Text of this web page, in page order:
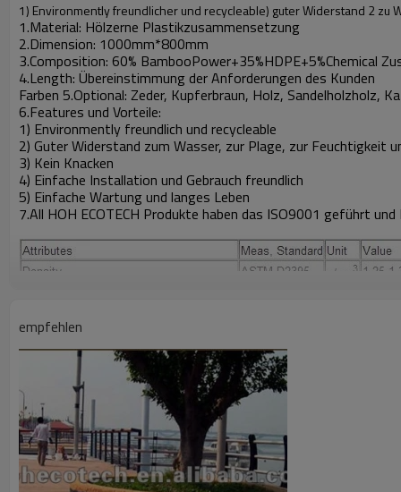
1) Environmently freundlicher und recycleable) guter Widerstand 2 zu
1.Material: Hölzerne Plastikzusammensetzung
2.Dimension: 1000mm*800mm
3.Composition: 60% BambooPower+35%HDPE+5%Chemical
4.Length: Übereinstimmung der Anforderungen des Kunden
Farben 5.Optional: Zeder, Kupferbraun, Holz, Sandelholzholz,
6.Features und Vorteile:
1) Environmently freundlich und recycleable
2) Guter Widerstand zum Wasser, zur Plage, zur Feuchtigkeit
3) Kein Knacken
4) Einfache Installation und Gebrauch freundlich
5) Einfache Wartung und langes Leben
7.All HOH ECOTECH Produkte haben das ISO9001 geführt
empfehlen